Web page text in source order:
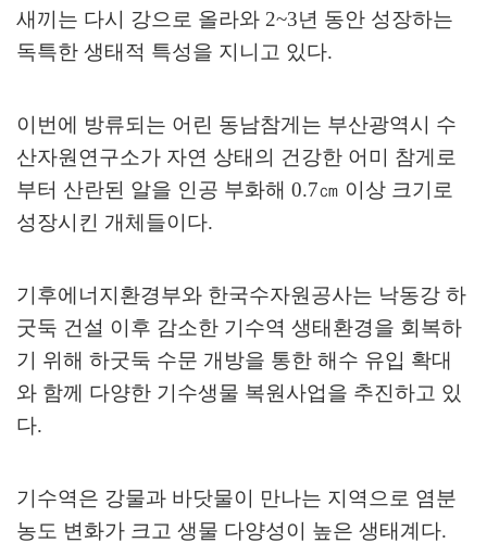
새끼는 다시 강으로 올라와 2~3년 동안 성장하는
독특한 생태적 특성을 지니고 있다.
이번에 방류되는 어린 동남참게는 부산광역시 수
산자원연구소가 자연 상태의 건강한 어미 참게로
부터 산란된 알을 인공 부화해 0.7㎝ 이상 크기로
성장시킨 개체들이다.
기후에너지환경부와 한국수자원공사는 낙동강 하
굿둑 건설 이후 감소한 기수역 생태환경을 회복하
기 위해 하굿둑 수문 개방을 통한 해수 유입 확대
와 함께 다양한 기수생물 복원사업을 추진하고 있
다.
기수역은 강물과 바닷물이 만나는 지역으로 염분
농도 변화가 크고 생물 다양성이 높은 생태계다.